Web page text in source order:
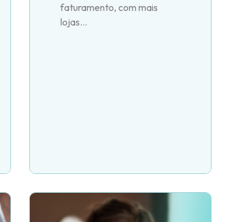
faturamento, com mais
lojas...